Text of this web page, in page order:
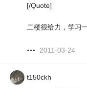
[/Quote]
二楼很给力，学习一
2011-03-24
t150ckh